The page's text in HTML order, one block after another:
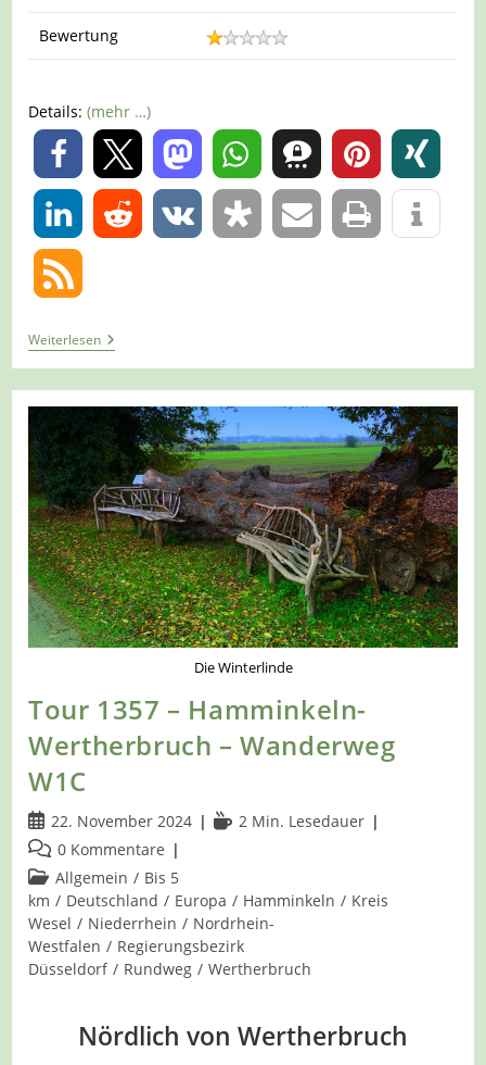
Bewertung
Details:(mehr …)
0
0
WeiterlesenTour
1358
–
Hamminkeln-
Wertherbruch
–
Wanderweg
W1A
Die Winterlinde
Tour 1357 – Hamminkeln-
Wertherbruch – Wanderweg
W1C
Beitrag
veröffentlicht:
22. November 2024 Lesedauer:
2 Min. Lesedauer
Beitrags-
Kommentare:
0 Kommentare
Beitrags-
Kategorie:
Allgemein / Bis 5
km / Deutschland / Europa / Hamminkeln / Kreis
Wesel / Niederrhein / Nordrhein-
Westfalen / Regierungsbezirk
Düsseldorf / Rundweg / Wertherbruch
Nördlich von Wertherbruch